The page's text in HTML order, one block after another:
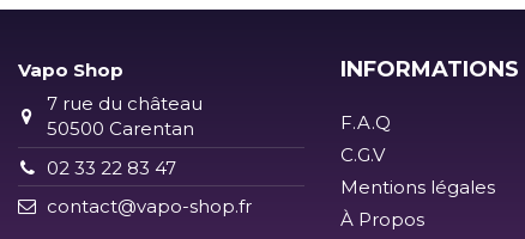
Vapo Shop
7 rue du château
50500 Carentan
02 33 22 83 47
contact@vapo-shop.fr
INFORMATIONS
F.A.Q
C.G.V
Mentions légales
À Propos